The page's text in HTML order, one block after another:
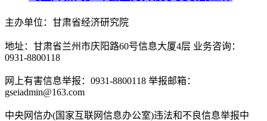
主办单位：甘肃省经济研究院
地址：甘肃省兰州市庆阳路60号信息大厦4层 业务咨询：
0931-8800118
网上有害信息举报：0931-8800118 举报邮箱：
gseiadmin@163.com
中央网信办(国家互联网信息办公室)违法和不良信息举报中